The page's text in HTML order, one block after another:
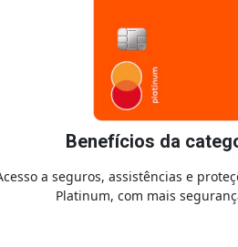
Benefícios da
a seguros, assistências e
Platinum, com mais